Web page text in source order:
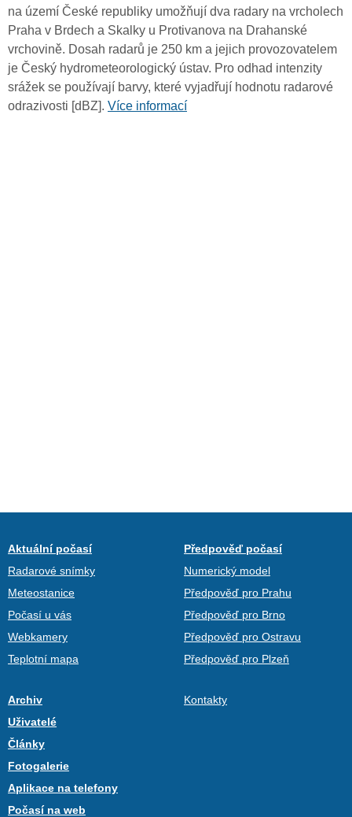
na území České republiky umožňují dva radary na vrcholech
Praha v Brdech a Skalky u Protivanova na Drahanské
vrchovině. Dosah radarů je 250 km a jejich provozovatelem
je Český hydrometeorologický ústav. Pro odhad intenzity
srážek se používají barvy, které vyjadřují hodnotu radarové
odrazivosti [dBZ]. Více informací
Aktuální počasí
Radarové snímky
Meteostanice
Počasí u vás
Webkamery
Teplotní mapa
Předpověď počasí
Numerický model
Předpověď pro Prahu
Předpověď pro Brno
Předpověď pro Ostravu
Předpověď pro Plzeň
Archiv
Uživatelé
Články
Fotogalerie
Aplikace na telefony
Počasí na web
Kontakty